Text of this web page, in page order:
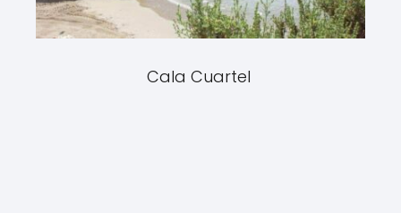
Cala Cuartel